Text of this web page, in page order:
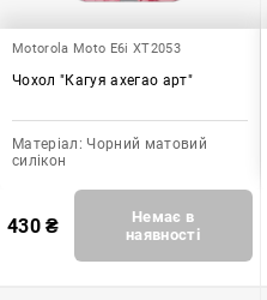
Motorola Moto E6i XT2053
Чохол "Кагуя ахегао арт"
Матеріал: Чорний матовий
силікон
430₴
Немає в
наявності